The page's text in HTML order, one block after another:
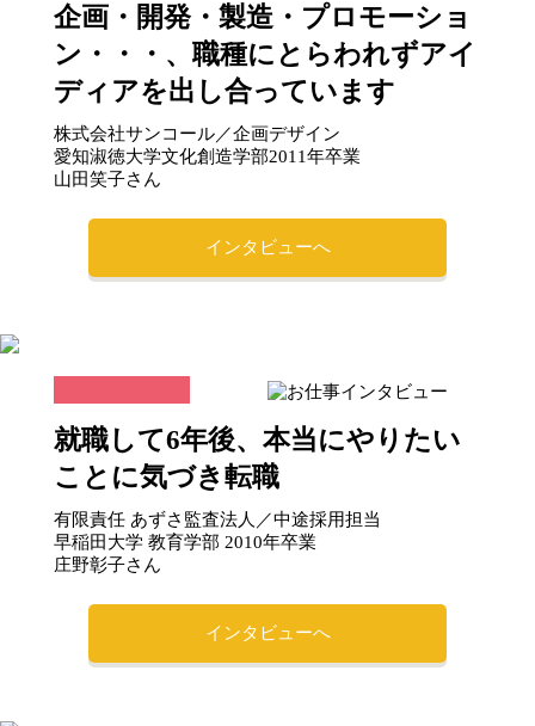
企画・開発・製造・プロモーショ
ン・・・、職種にとらわれずアイ
ディアを出し合っています
株式会社サンコール／企画デザイン
愛知淑徳大学文化創造学部2011年卒業
山田笑子さん
インタビューへ
就職して6年後、本当にやりたい
ことに気づき転職
有限責任 あずさ監査法人／中途採用担当
早稲田大学 教育学部 2010年卒業
庄野彰子さん
インタビューへ